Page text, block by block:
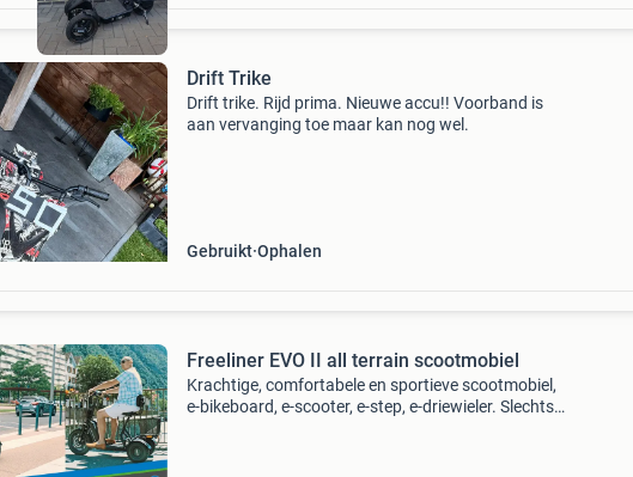
Drift Trike
Drift trike. Rijd prima. Nieuwe accu!! Voorband is
aan vervanging toe maar kan nog wel.
Gebruikt Ophalen
Freeliner EVO II all terrain scootmobiel
Krachtige, comfortabele en sportieve scootmobiel,
e-bikeboard, e-scooter, e-step, e-driewieler. Slechts